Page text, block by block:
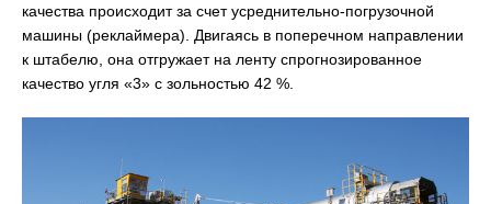
качества происходит за счет усреднительно-погрузочной
машины (реклаймера). Двигаясь в поперечном направлении
к штабелю, она отгружает на ленту спрогнозированное
качество угля «3» с зольностью 42 %.